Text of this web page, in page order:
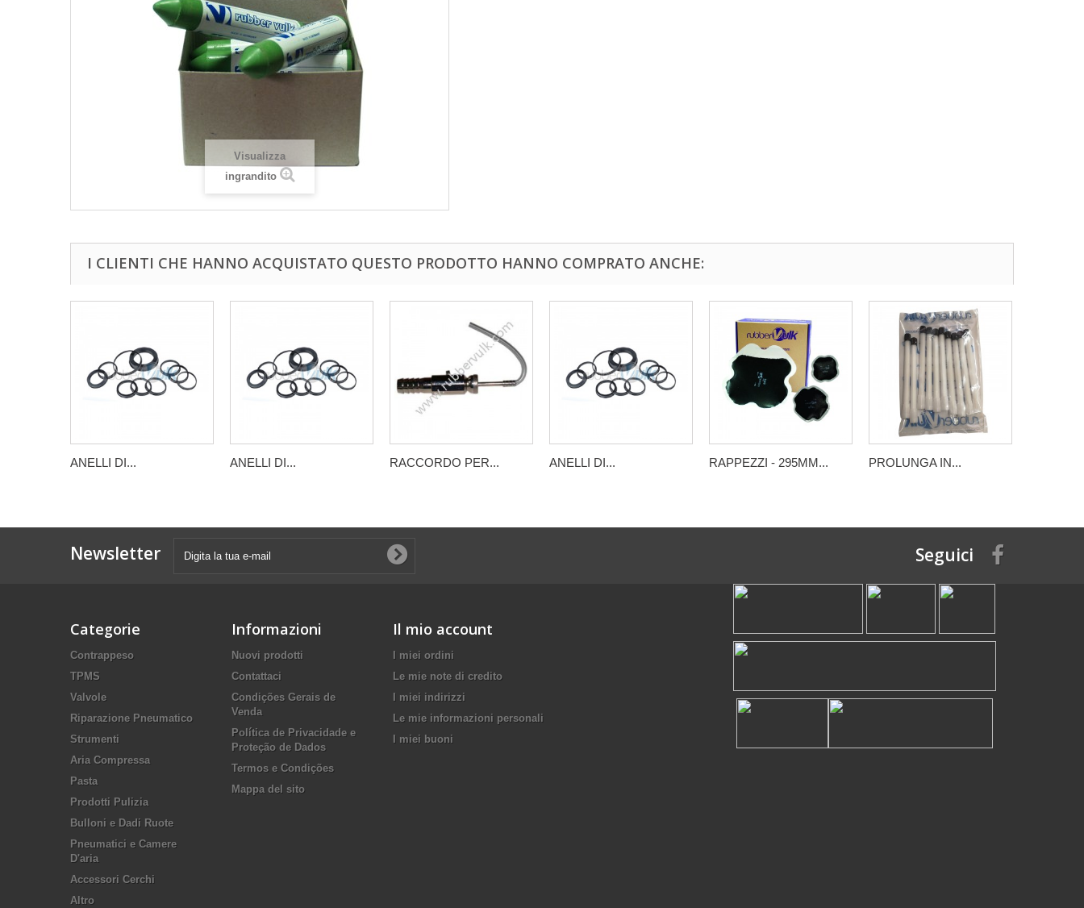
Visualizza
ingrandito
I CLIENTI CHE HANNO ACQUISTATO QUESTO PRODOTTO HANNO COMPRATO ANCHE:
ANELLI DI... ANELLI DI... RACCORDO PER... ANELLI DI... RAPPEZZI - 295MM... PROLUNGA IN...
Newsletter Seguici
Categorie
Contrappeso
TPMS
Valvole
Riparazione Pneumatico
Strumenti
Aria Compressa
Pasta
Prodotti Pulizia
Bulloni e Dadi Ruote
Pneumatici e Camere
D'aria
Accessori Cerchi
Altro
Informazioni
Nuovi prodotti
Contattaci
Condições Gerais de
Venda
Política de Privacidade e
Proteção de Dados
Termos e Condições
Mappa del sito
Il mio account
I miei ordini
Le mie note di credito
I miei indirizzi
Le mie informazioni personali
I miei buoni